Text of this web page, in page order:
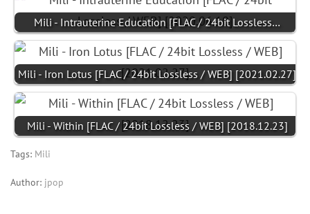
Mili - Intrauterine Education [FLAC / 24bit Lossless…
Mili - Iron Lotus [FLAC / 24bit Lossless / WEB] [2021.02.27]
Mili - Within [FLAC / 24bit Lossless / WEB] [2018.12.23]
Tags: Mili
Author: jpop